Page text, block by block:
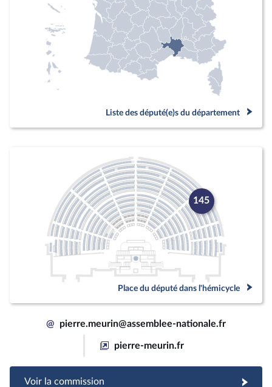
Liste des député(e)s du département
145
Place du député dans l'hémicycle
@ pierre.meurin@assemblee-nationale.fr
pierre-meurin.fr
Voir la commission